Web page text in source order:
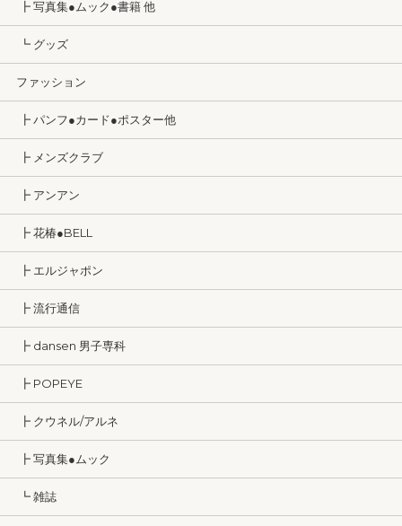
┣ 写真集●ムック●書籍 他
┗ グッズ
ファッション
┣ パンフ●カード●ポスター他
┣ メンズクラブ
┣ アンアン
┣ 花椿●BELL
┣ エルジャポン
┣ 流行通信
┣ dansen 男子専科
┣ POPEYE
┣ クウネル/アルネ
┣ 写真集●ムック
┗ 雑誌